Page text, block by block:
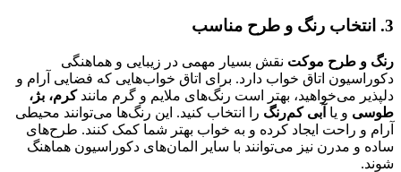
3. انتخاب رنگ و طرح مناسب
رنگ و طرح موکت نقش بسیار مهمی در زیبایی و هماهنگی
دکوراسیون اتاق خواب دارد. برای اتاق خواب‌هایی که فضایی آرام و
دلپذیر می‌خواهید، بهتر است رنگ‌های ملایم و گرم مانندکرم، بژ،
طوسی و یا آبی کم‌رنگ را انتخاب کنید. این رنگ‌ها می‌توانند محیطی
آرام و راحت ایجاد کرده و به خواب بهتر شما کمک کنند. طرح‌های
ساده و مدرن نیز می‌توانند با سایر المان‌های دکوراسیون هماهنگ
شوند.